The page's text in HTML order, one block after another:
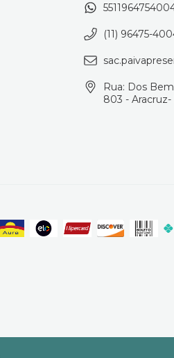
(11) 96475-
Rua: Dos
803 - Aracruz-